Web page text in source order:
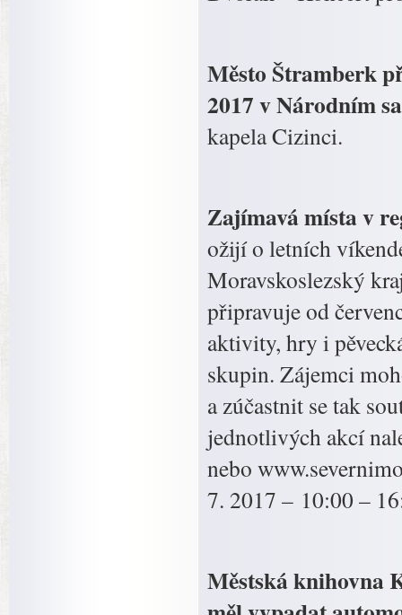
Město Štramberk
2017 v Národním
kapela Cizinci.
Zajímavá místa v
ožijí o letních
Moravskoslezský
připravuje od
aktivity, hry i
skupin. Zájemci
a zúčastnit se tak
jednotlivých akcí
nebo
7. 2017 – 10:00 –
Městská knihovna